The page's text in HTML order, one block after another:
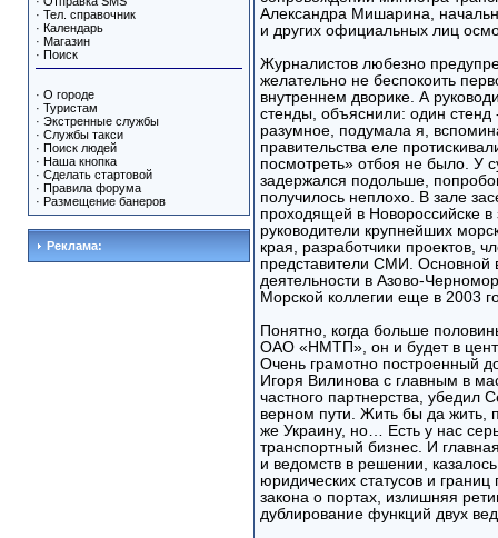
· Тел. справочник
· Календарь
· Магазин
· Поиск
· О городе
· Туристам
· Экстренные службы
· Службы такси
· Поиск людей
· Наша кнопка
· Сделать стартовой
· Правила форума
· Размещение банеров
Реклама:
Александра Мишарина,
и других официальных лиц
Журналистов любезно
желательно не беспокоить
внутреннем дворике. А
стенды, объяснили: один
разумное, подумала я,
правительства еле
посмотреть» отбоя не было. У
задержался подольше,
получилось неплохо. В зале
проходящей в Новороссийске
руководители крупнейших
края, разработчики проектов,
представители СМИ. Основной
деятельности в Азово-
Морской коллегии еще в 2003
Понятно, когда больше
ОАО «НМТП», он и будет в
Очень грамотно построенный
Игоря Вилинова с главным в
частного партнерства, убедил
верном пути. Жить бы да жить,
же Украину, но… Есть у нас
транспортный бизнес. И
и ведомств в решении,
юридических статусов и границ
закона о портах, излишняя
дублирование функций двух